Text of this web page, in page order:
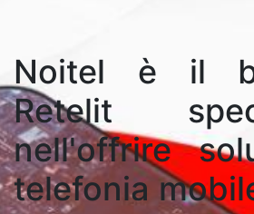
Noitel è il
Retelit
nell'offrire
telefonia